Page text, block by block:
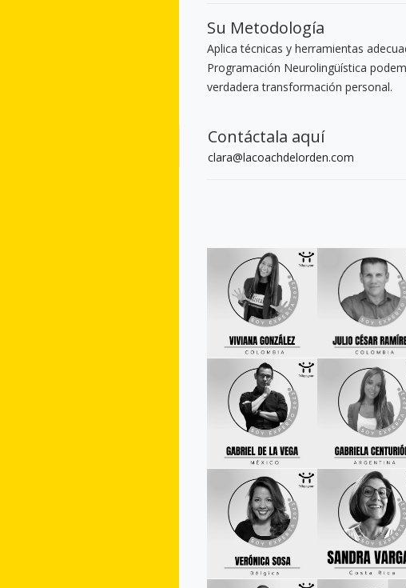
Su Metodología
Aplica técnicas y herramientas
Programación Neurolingüística
verdadera transformación personal.
Contáctala aquí
clara@lacoachdelorden.com